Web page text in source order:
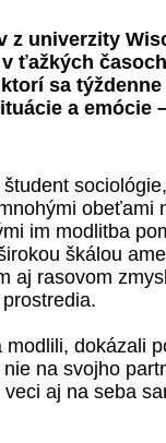
z univerzity
ťažkých
sa
a emócie
obeťami
im modlitba
škálou
aj rasovom
modlili, dokázali
na svojho
aj na seba